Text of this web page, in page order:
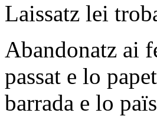
Laissatz lei
Abandonatz ai
passat e lo
barrada e lo